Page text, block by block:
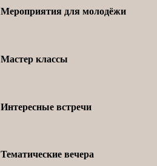
Мероприятия для молодёжи
Мастер классы
Интересные встречи
Тематические вечера